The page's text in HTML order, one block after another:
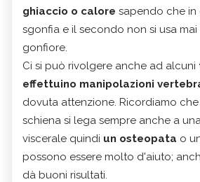
ghiaccio o calore sapendo che in
sgonfia e il secondo non si usa mai
gonfiore.
Ci si può rivolgere anche ad alcuni
effettuino manipolazioni
dovuta attenzione. Ricordiamo
schiena si lega sempre anche a
viscerale quindi un osteopata o
possono essere molto d'aiuto;
dà buoni risultati.